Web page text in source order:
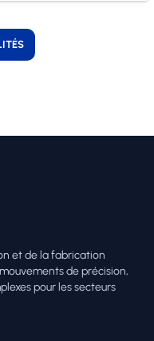
et de la fabrication
de précision,
pour les secteurs